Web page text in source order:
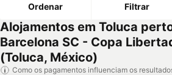
Ordenar Filtrar
Alojamentos em Toluca
Barcelona SC - Copa
(Toluca, México)
Como os pagamentos influenciam os